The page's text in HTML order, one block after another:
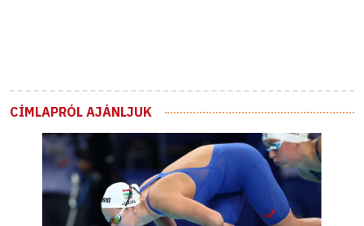
CÍMLAPRÓL AJÁNLJUK